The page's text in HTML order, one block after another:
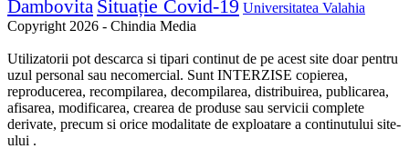
Dambovita Situație Covid-19 Universitatea Valahia
Copyright 2026 - Chindia Media
Utilizatorii pot descarca si tipari continut de pe acest site doar pentru
uzul personal sau necomercial. Sunt INTERZISE copierea,
reproducerea, recompilarea, decompilarea, distribuirea, publicarea,
afisarea, modificarea, crearea de produse sau servicii complete
derivate, precum si orice modalitate de exploatare a continutului site-
ului .